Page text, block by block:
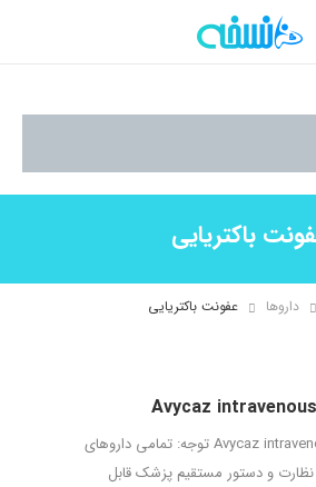
باکتریایی
داروها عفونت باکتریایی
آویکاز وریدی – Avycaz intravenous توجه: تمامی داروهای
نظارت و دستور مستقیم پزشک قابل